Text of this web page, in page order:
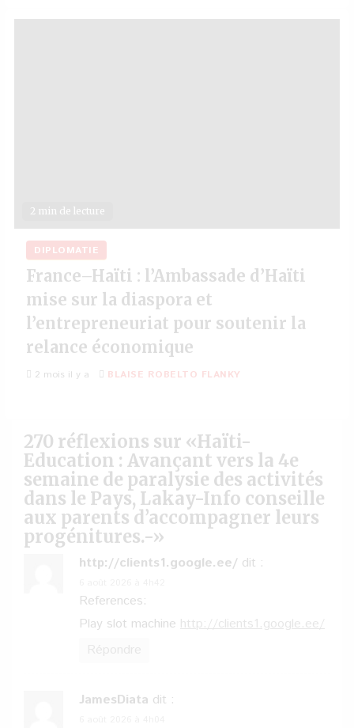
2 min de lecture
DIPLOMATIE
France–Haïti : l’Ambassade d’Haïti
mise sur la diaspora et
l’entrepreneuriat pour soutenir la
relance économique
2 mois il y a BLAISE ROBELTO FLANKY
270 réflexions sur «Haïti-
Education : Avançant vers la 4e
semaine de paralysie des activités
dans le Pays, Lakay-Info conseille
aux parents d’accompagner leurs
progénitures.-»
http://clients1.google.ee/ dit :
References:
Play slot machine http://clients1.google.ee/
JamesDiata dit :